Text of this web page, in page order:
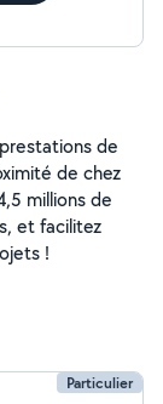
de
de chez
millions de
et facilitez
!
Particulier